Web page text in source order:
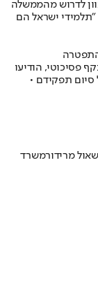
לדרוש מהממשלה
"תלמידי ישראל הם
פסיכוטי, הודיעו
תפקידם •
שאול מרידורמשרד